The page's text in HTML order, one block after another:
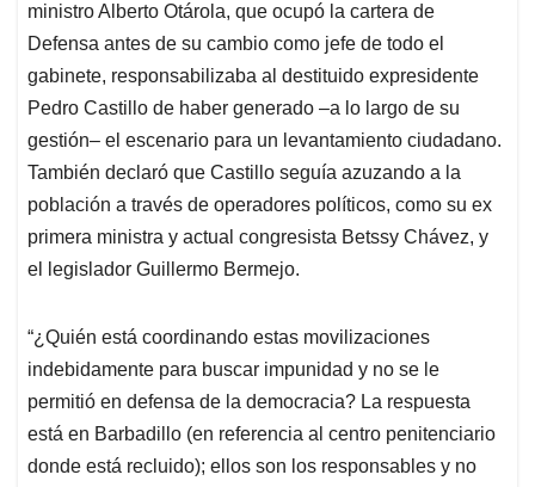
ministro Alberto Otárola, que ocupó la cartera de
Defensa antes de su cambio como jefe de todo el
gabinete, responsabilizaba al destituido expresidente
Pedro Castillo de haber generado –a lo largo de su
gestión– el escenario para un levantamiento ciudadano.
También declaró que Castillo seguía azuzando a la
población a través de operadores políticos, como su ex
primera ministra y actual congresista Betssy Chávez, y
el legislador Guillermo Bermejo.
“¿Quién está coordinando estas movilizaciones
indebidamente para buscar impunidad y no se le
permitió en defensa de la democracia? La respuesta
está en Barbadillo (en referencia al centro penitenciario
donde está recluido); ellos son los responsables y no